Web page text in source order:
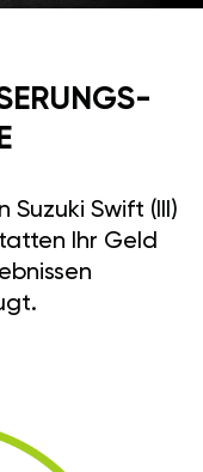
Swift (III)
Ihr Geld